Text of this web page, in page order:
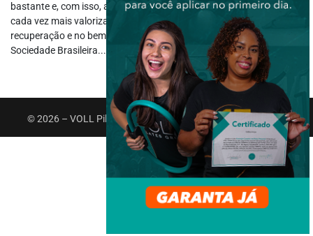
bastante e, com isso, a fisioterapia pós cirurgia plástica se tornou
cada vez mais valorizada, sendo essencial para ajudar na
recuperação e no bem-estar dos pacientes. De acordo com a
Sociedade Brasileira...
© 2026 – VOLL Pilates Group. Todos os direitos reservados.